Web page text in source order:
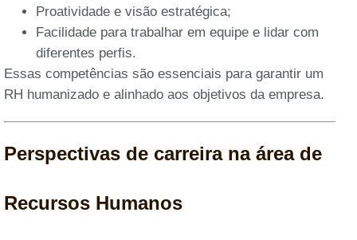
Proatividade e visão estratégica;
Facilidade para trabalhar em equipe e lidar com
diferentes perfis.
Essas competências são essenciais para garantir um
RH humanizado e alinhado aos objetivos da empresa.
Perspectivas de carreira na área de
Recursos Humanos